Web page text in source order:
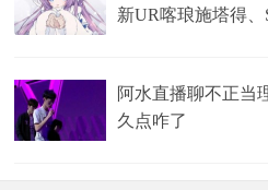
新UR喀琅施塔得、
阿水直播聊不正当
久点咋了